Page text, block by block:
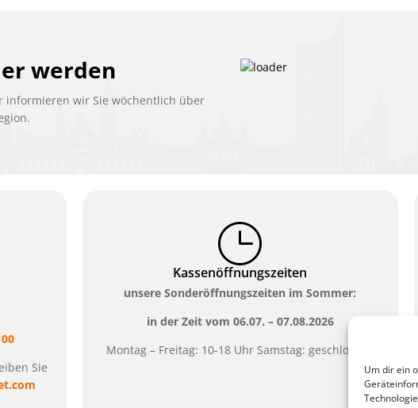
Um dir ein
werden
informieren wir Sie wöchentlich über
Sie
Kassenöffnungszeiten
unsere Sonderöffnungszeiten im Sommer:
in der Zeit vom 06.07. – 07.08.2026
Montag – Freitag: 10-18 Uhr Samstag: geschlossen